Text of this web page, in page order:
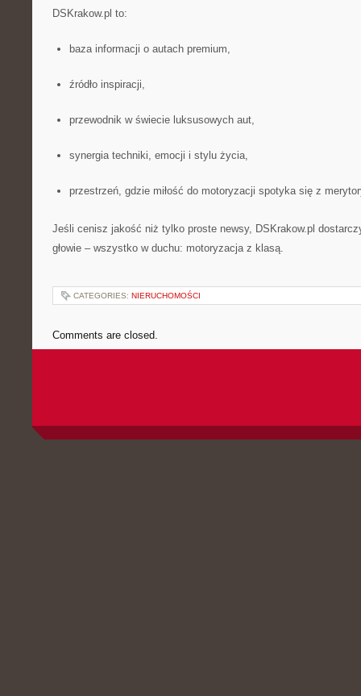
DSKrakow.pl to:
baza informacji o autach premium,
źródło inspiracji,
przewodnik w świecie luksusowych aut,
synergia techniki, emocji i stylu życia,
przestrzeń, gdzie miłość do motoryzacji spotyka się z
Jeśli cenisz jakość niż tylko proste newsy, DSKrakow.pl
głowie – wszystko w duchu: motoryzacja z klasą.
CATEGORIES: NIERUCHOMOŚCI
Comments are closed.